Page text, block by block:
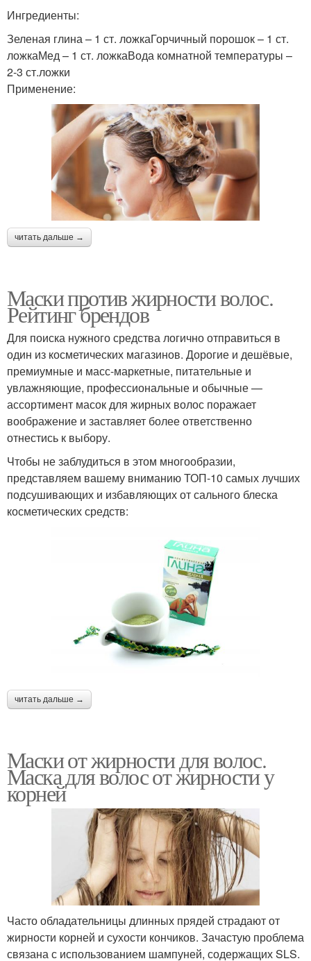
Ингредиенты:
Зеленая глина – 1 ст. ложкаГорчичный порошок – 1 ст.
ложкаМед – 1 ст. ложкаВода комнатной температуры –
2-3 ст.ложки
Применение:
читать дальше →
Маски против жирности волос.
Рейтинг брендов
Для поиска нужного средства логично отправиться в
один из косметических магазинов. Дорогие и дешёвые,
премиумные и масс-маркетные, питательные и
увлажняющие, профессиональные и обычные —
ассортимент масок для жирных волос поражает
воображение и заставляет более ответственно
отнестись к выбору.
Чтобы не заблудиться в этом многообразии,
представляем вашему вниманию ТОП-10 самых лучших
подсушивающих и избавляющих от сального блеска
косметических средств:
читать дальше →
Маски от жирности для волос.
Маска для волос от жирности у
корней
Часто обладательницы длинных прядей страдают от
жирности корней и сухости кончиков. Зачастую проблема
связана с использованием шампуней, содержащих SLS.